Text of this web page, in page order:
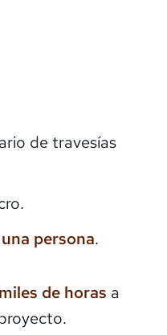
de travesías
una persona.
miles de horas a